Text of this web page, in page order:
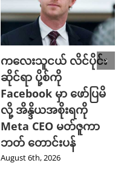
ကလေးသူငယ် လိင်ပိုင်း
ဆိုင်ရာ ပို့စ်ကို
Facebook မှာ ဖော်ပြမိ
လို့ အိန္ဒိယအစိုးရကို
Meta CEO မတ်ဇူကာ
ဘတ် တောင်းပန်
August 6th, 2026